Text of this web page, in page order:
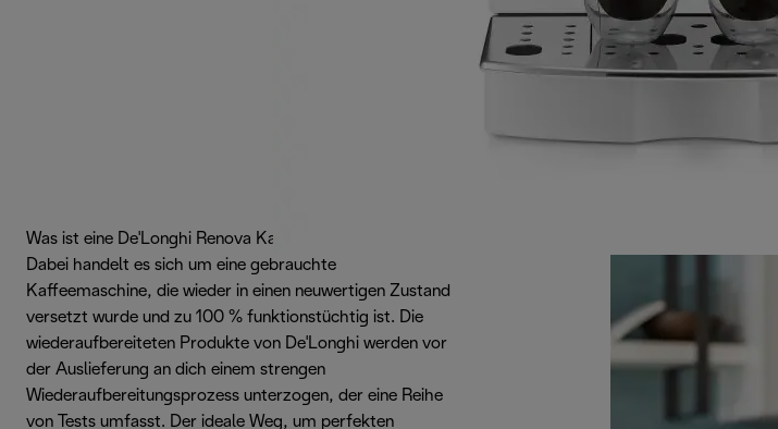
Was ist eine De'Longhi Renova Kaffeemaschine?
Dabei handelt es sich um eine gebrauchte
Kaffeemaschine, die wieder in einen neuwertigen Zustand
versetzt wurde und zu 100 % funktionstüchtig ist. Die
wiederaufbereiteten Produkte von De'Longhi werden vor
der Auslieferung an dich einem strengen
Wiederaufbereitungsprozess unterzogen, der eine Reihe
von Tests umfasst. Der ideale Weg, um perfekten